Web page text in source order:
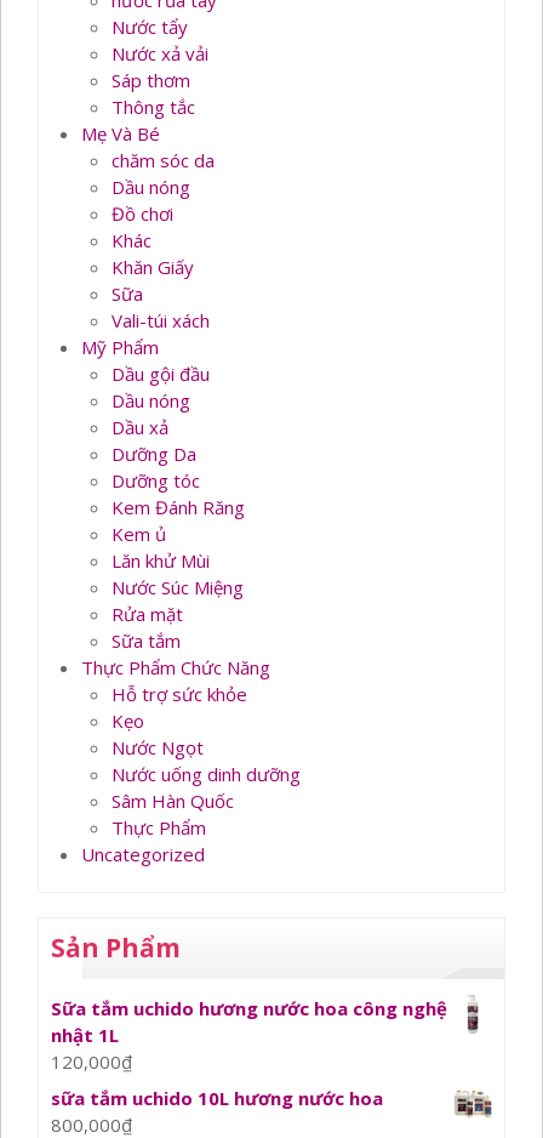
Nước tẩy
Nước xả vải
Sáp thơm
Thông tắc
Mẹ Và Bé
chăm sóc da
Dầu nóng
Đồ chơi
Khác
Khăn Giấy
Sữa
Vali-túi xách
Mỹ Phẩm
Dầu gội đầu
Dầu nóng
Dầu xả
Dưỡng Da
Dưỡng tóc
Kem Đánh Răng
Kem ủ
Lăn khử Mùi
Nước Súc Miệng
Rửa mặt
Sữa tắm
Thực Phẩm Chức Năng
Hỗ trợ sức khỏe
Kẹo
Nước Ngọt
Nước uống dinh dưỡng
Sâm Hàn Quốc
Thực Phẩm
Uncategorized
Sản Phẩm
Sữa tắm uchido hương nước hoa công nghệ
nhật 1L
120,000₫
sữa tắm uchido 10L hương nước hoa
800,000₫